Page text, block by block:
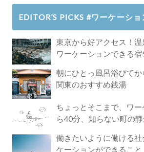
EDITOR’S PICKS #ワーケーショ
東京から好アクセス！
ワーケーションできる宿
朝にひとっ風呂浴びてか
関東のおすすめ銭湯
ちょっとそこまで、ワ
ら40分、知らない町の
働きたいように働ける
ケーションができること